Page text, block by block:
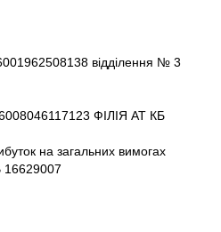
відділення № 3
ФІЛІЯ АТ КБ
на загальних вимогах
16629007